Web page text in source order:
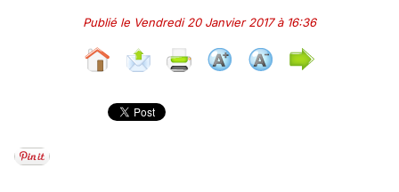
Publié le Vendredi 20 Janvier 2017 à 16:36